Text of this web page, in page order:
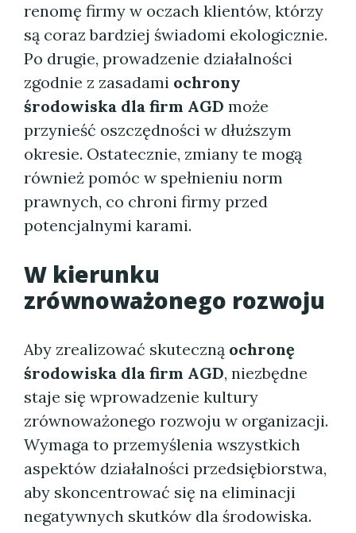
renomę firmy w oczach klientów, którzy
są coraz bardziej świadomi ekologicznie.
Po drugie, prowadzenie działalności
zgodnie z zasadami ochrony
środowiska dla firm AGD może
przynieść oszczędności w dłuższym
okresie. Ostatecznie, zmiany te mogą
również pomóc w spełnieniu norm
prawnych, co chroni firmy przed
potencjalnymi karami.
W kierunku
zrównoważonego rozwoju
Aby zrealizować skuteczną ochronę
środowiska dla firm AGD, niezbędne
staje się wprowadzenie kultury
zrównoważonego rozwoju w organizacji.
Wymaga to przemyślenia wszystkich
aspektów działalności przedsiębiorstwa,
aby skoncentrować się na eliminacji
negatywnych skutków dla środowiska.